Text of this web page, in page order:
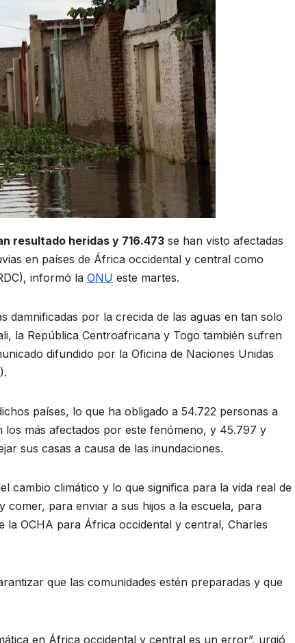
resultado heridas y 716.473 se han visto afectadas
en países de África occidental y central como
informó la ONU este martes.
damnificadas por la crecida de las aguas en tan solo
la República Centroafricana y Togo también sufren
difundido por la Oficina de Naciones Unidas
países, lo que ha obligado a 54.722 personas a
más afectados por este fenómeno, y 45.797 y
sus casas a causa de las inundaciones.
cambio climático y lo que significa para la vida real de
comer, para enviar a sus hijos a la escuela, para
la OCHA para África occidental y central, Charles
que las comunidades estén preparadas y que
en África occidental y central es un error”, urgió